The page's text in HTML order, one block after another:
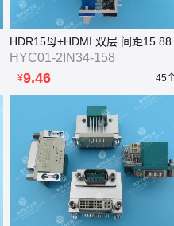
HDR15母+HDMI 双层 间距15.88
HYC01-2IN34-158
¥9.46 45